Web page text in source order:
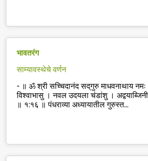
भावतरंग
साम्यावस्थेचे वर्णन
- ॥ ॐ श्री सच्चिदानंद सद्‌गुरु माधवनाथाय
विश्वाभासु । नवल उदयला चंडांशु ।
॥ १:१६ ॥ पंधराव्या अध्यायातील गुरुस्त...